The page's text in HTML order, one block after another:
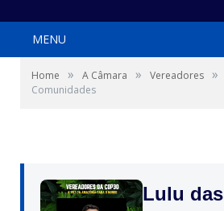
MENU
Home » A Câmara » Vereadores »
Comunidades
Lulu das